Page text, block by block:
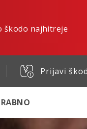
škodo najhitreje
Prijavi